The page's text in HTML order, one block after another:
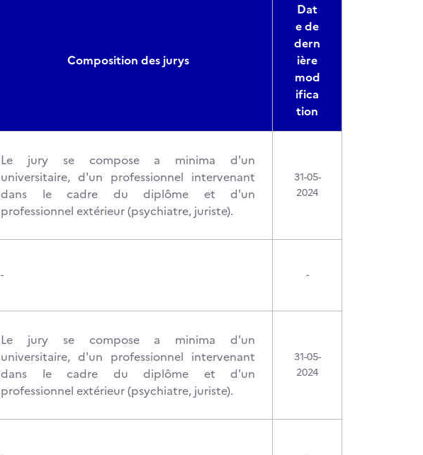
Composition des jurys
Dat
e de
dern
ière
mod
ifica
tion
Le jury se compose a minima d'un
universitaire, d'un professionnel intervenant
dans le cadre du diplôme et d'un
professionnel extérieur (psychiatre, juriste).
31-05-
2024
- -
Le jury se compose a minima d'un
universitaire, d'un professionnel intervenant
dans le cadre du diplôme et d'un
professionnel extérieur (psychiatre, juriste).
31-05-
2024